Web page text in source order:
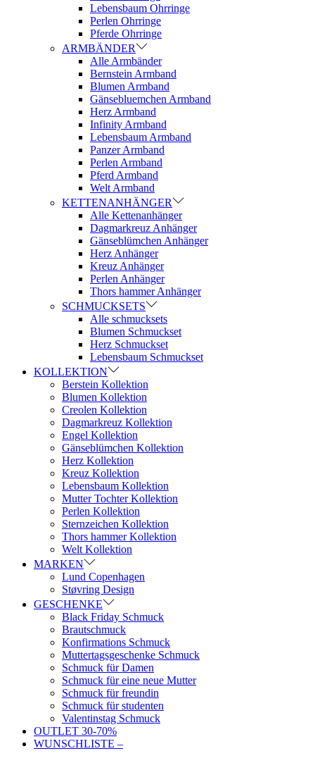
Lebensbaum Ohrringe
Perlen Ohrringe
Pferde Ohrringe
ARMBÄNDER
Alle Armbänder
Bernstein Armband
Blumen Armband
Gänsebluemchen Armband
Herz Armband
Infinity Armband
Lebensbaum Armband
Panzer Armband
Perlen Armband
Pferd Armband
Welt Armband
KETTENANHÄNGER
Alle Kettenanhänger
Dagmarkreuz Anhänger
Gänseblümchen Anhänger
Herz Anhänger
Kreuz Anhänger
Perlen Anhänger
Thors hammer Anhänger
SCHMUCKSETS
Alle schmucksets
Blumen Schmuckset
Herz Schmuckset
Lebensbaum Schmuckset
KOLLEKTION
Berstein Kollektion
Blumen Kollektion
Creolen Kollektion
Dagmarkreuz Kollektion
Engel Kollektion
Gänseblümchen Kollektion
Herz Kollektion
Kreuz Kollektion
Lebensbaum Kollektion
Mutter Tochter Kollektion
Perlen Kollektion
Sternzeichen Kollektion
Thors hammer Kollektion
Welt Kollektion
MARKEN
Lund Copenhagen
Støvring Design
GESCHENKE
Black Friday Schmuck
Brautschmuck
Konfirmations Schmuck
Muttertagsgeschenke Schmuck
Schmuck für Damen
Schmuck für eine neue Mutter
Schmuck für freundin
Schmuck für studenten
Valentinstag Schmuck
OUTLET 30-70%
WUNSCHLISTE –